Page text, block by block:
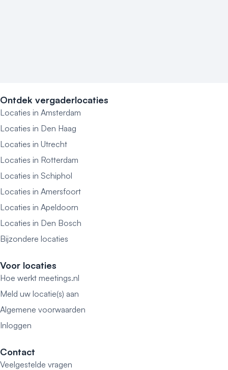
Ontdek vergaderlocaties
Locaties in Amsterdam
Locaties in Den Haag
Locaties in Utrecht
Locaties in Rotterdam
Locaties in Schiphol
Locaties in Amersfoort
Locaties in Apeldoorn
Locaties in Den Bosch
Bijzondere locaties
Voor locaties
Hoe werkt meetings.nl
Meld uw locatie(s) aan
Algemene voorwaarden
Inloggen
Contact
Veelgestelde vragen